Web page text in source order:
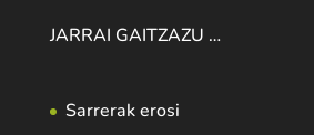
JARRAI GAITZAZU …
Sarrerak erosi